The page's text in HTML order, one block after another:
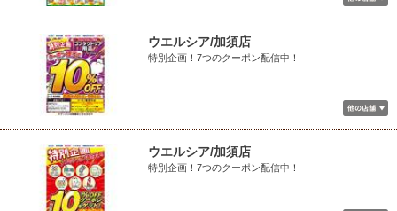
ウエルシア/加須店
特別企画！7つのクーポン配信中！
ウエルシア/加須店
特別企画！7つのクーポン配信中！